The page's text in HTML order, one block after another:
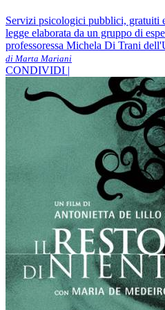
Servizi psicologici pubblici, gratuiti
legge elaborata da un gruppo di
professoressa Michela Di Trani
di Marta Mariani
CONDIVIDI |